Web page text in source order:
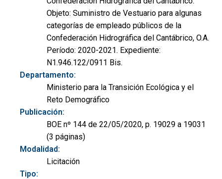
Objeto: Suministro de Vestuario para algunas
categorías de empleado públicos de la
Confederación Hidrográfica del Cantábrico, O.A.
Período: 2020-2021. Expediente:
N1.946.122/0911 Bis.
Departamento:
Ministerio para la Transición Ecológica y el
Reto Demográfico
Publicación:
BOE nº 144 de 22/05/2020, p. 19029 a 19031
(3 páginas)
Modalidad:
Licitación
Tipo: